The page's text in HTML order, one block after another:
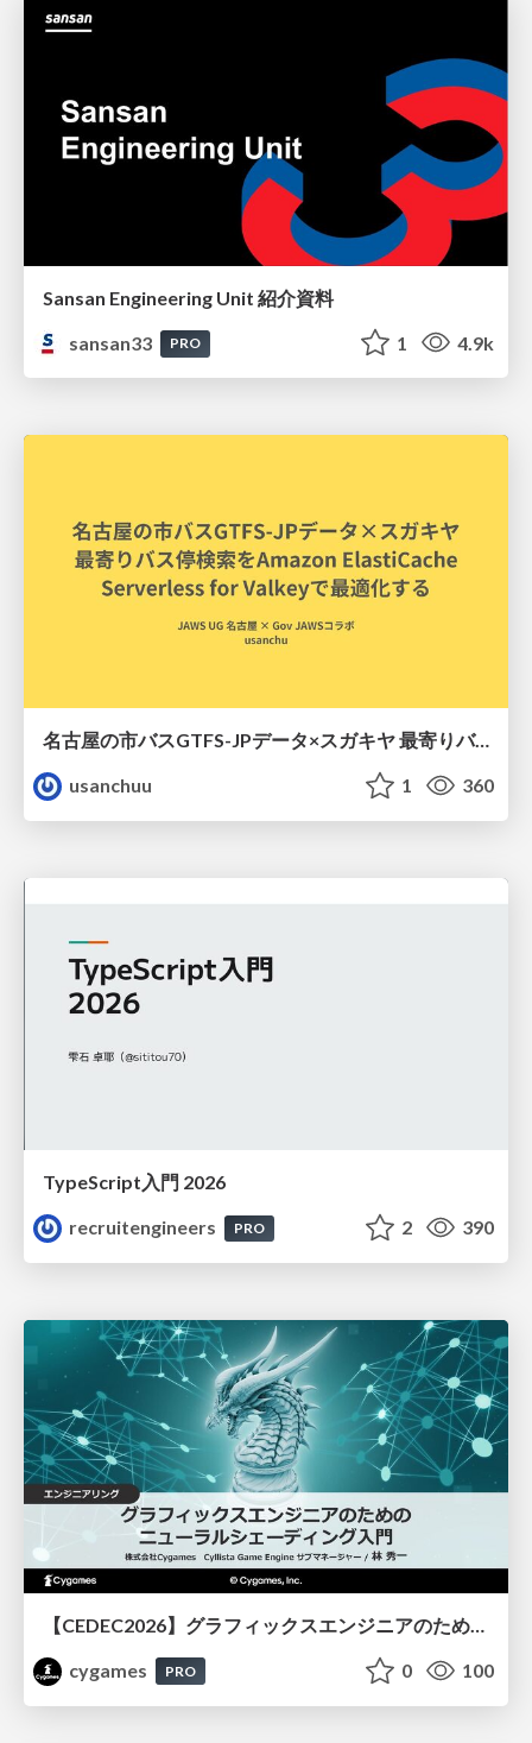
Sansan Engineering Unit 紹介資料
sansan33
PRO 1 4.9k
名古屋の市バスGTFS-JPデータ×スガキヤ 最寄りバス停検索をAmazon ElastiCache Serverless for Valkeyで最適化する
usanchuu
1 360
TypeScript入門 2026
recruitengineers
PRO 2 390
cygames
PRO 0 100